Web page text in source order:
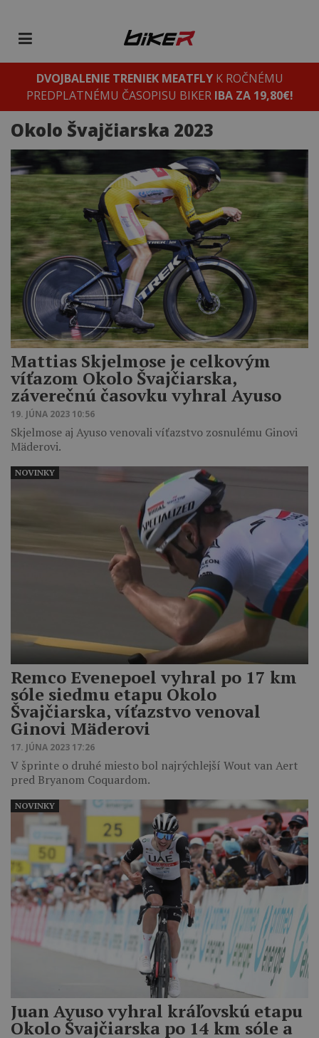
DVOJBALENIE TRENIEK MEATFLYK ROČNÉMU
PREDPLATNÉMU ČASOPISU BIKER IBA ZA 19,80€!
Okolo Švajčiarska 2023
Mattias Skjelmose je celkovým
víťazom Okolo Švajčiarska,
záverečnú časovku vyhral Ayuso
19. JÚNA 2023 10:56
Skjelmose aj Ayuso venovali víťazstvo zosnulému Ginovi
Mäderovi.
Remco Evenepoel vyhral po 17 km
sóle siedmu etapu Okolo
Švajčiarska, víťazstvo venoval
Ginovi Mäderovi
17. JÚNA 2023 17:26
V šprinte o druhé miesto bol najrýchlejší Wout van Aert
pred Bryanom Coquardom.
NOVINKY
Juan Ayuso vyhral kráľovskú etapu
Okolo Švajčiarska po 14 km sóle a
NOVINKY